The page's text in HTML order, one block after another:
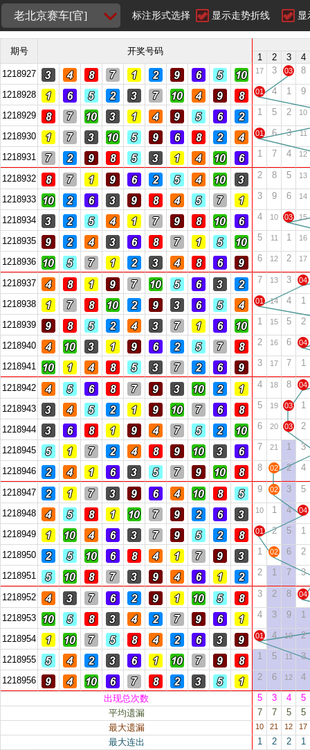
老北京赛车[官] 标注形式选择 显示走势折线 显
期号 开奖号码
1 2 3
4
1218927
17 3 03 8
1218928 01 4 1 9
1218929 1 5 2 10
1218930 01 6 3 11
1218931 1 7 4 12
1218932 2 8 5 13
1218933 3 9 6 14
1218934 4 10 03 15
1218935 5 11 1 16
1218936 6 12 2 17
1218937 7 13 3 04
1218938 01 14 4 1
1218939 1 15 5 2
1218940 2 16 6 04
1218941 3 17 7 1
1218942 4 18 8 04
1218943 5 19 03 1
1218944 6 20 03 2
1218945 7 21 1 3
1218946 8 02 2 4
1218947 9 02 3 5
1218948 10 1 4 04
1218949 01 2 5 1
1218950 1 02 6 2
1218951 2 1 7 3
1218952 3 2 8 04
1218953 4 3 9 1
1218954 01 4 10 2
1218955 1 5 11 3
1218956 2 6 12 4
出现总次数 5 3 4
5
平均遗漏
7 7 5
5
最大遗漏
10 21 12 17
最大连出 1 2 2
1